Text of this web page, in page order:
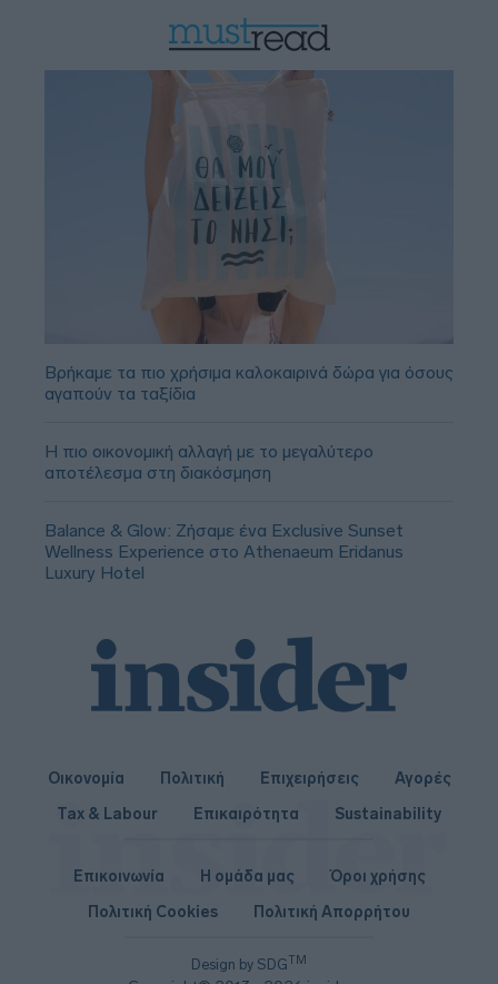
Βρήκαμε τα πιο χρήσιμα καλοκαιρινά δώρα για όσους
αγαπούν τα ταξίδια
Η πιο οικονομική αλλαγή με το μεγαλύτερο
αποτέλεσμα στη διακόσμηση
Balance & Glow: Ζήσαμε ένα Exclusive Sunset
Wellness Experience στο Athenaeum Eridanus
Luxury Hotel
Οικονομία Πολιτική Επιχειρήσεις
Αγορές
Tax & Labour
Επικαιρότητα Sustainability
Design by SDGTM
Επικοινωνία Η ομάδα μας
Όροι χρήσης
Πολιτική Cookies
Πολιτική Απορρήτου